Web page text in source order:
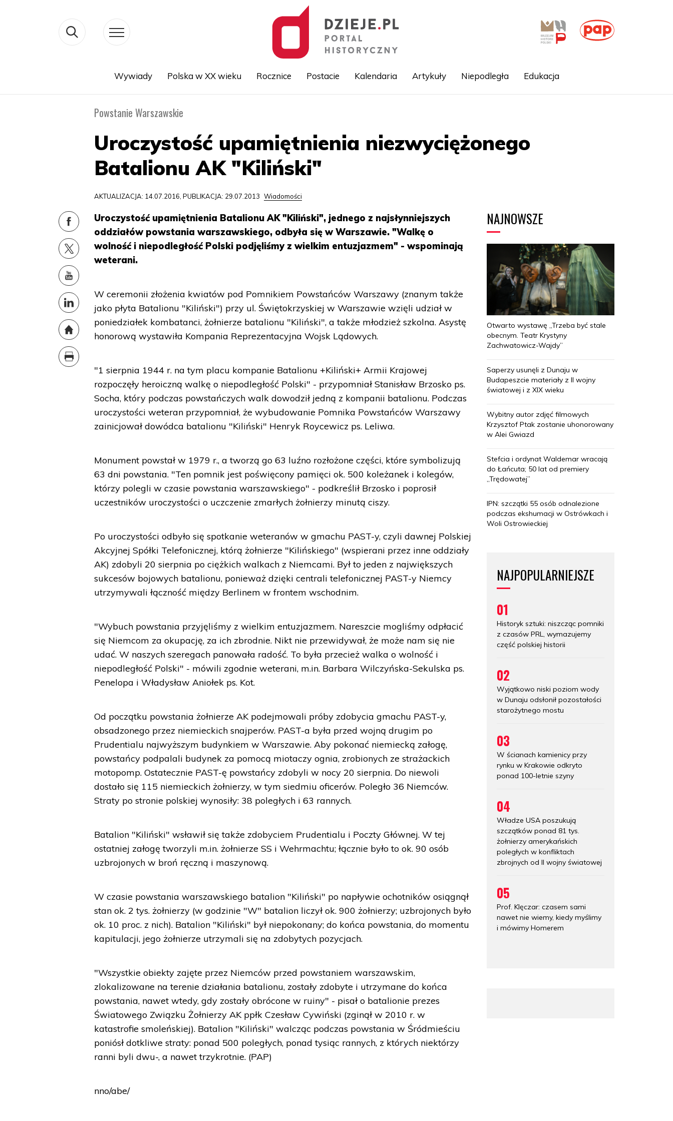
treści
Wywiady Polska w XX wieku Rocznice Postacie Kalendaria Artykuły Niepodległa Edukacja
Powstanie Warszawskie
Uroczystość upamiętnienia niezwyciężonego
Batalionu AK "Kiliński"
AKTUALIZACJA: 14.07.2016, PUBLIKACJA: 29.07.2013 Wiadomości
Uroczystość upamiętnienia Batalionu AK "Kiliński", jednego z najsłynniejszych
oddziałów powstania warszawskiego, odbyła się w Warszawie. "Walkę o
wolność i niepodległość Polski podjęliśmy z wielkim entuzjazmem" - wspominają
weterani.
W ceremonii złożenia kwiatów pod Pomnikiem Powstańców Warszawy (znanym także
jako płyta Batalionu "Kiliński") przy ul. Świętokrzyskiej w Warszawie wzięli udział w
poniedziałek kombatanci, żołnierze batalionu "Kiliński", a także młodzież szkolna. Asystę
honorową wystawiła Kompania Reprezentacyjna Wojsk Lądowych.
"1 sierpnia 1944 r. na tym placu kompanie Batalionu +Kiliński+ Armii Krajowej
rozpoczęły heroiczną walkę o niepodległość Polski" - przypomniał Stanisław Brzosko ps.
Socha, który podczas powstańczych walk dowodził jedną z kompanii batalionu. Podczas
uroczystości weteran przypomniał, że wybudowanie Pomnika Powstańców Warszawy
zainicjował dowódca batalionu "Kiliński" Henryk Roycewicz ps. Leliwa.
Monument powstał w 1979 r., a tworzą go 63 luźno rozłożone części, które symbolizują
63 dni powstania. "Ten pomnik jest poświęcony pamięci ok. 500 koleżanek i kolegów,
którzy polegli w czasie powstania warszawskiego" - podkreślił Brzosko i poprosił
uczestników uroczystości o uczczenie zmarłych żołnierzy minutą ciszy.
Po uroczystości odbyło się spotkanie weteranów w gmachu PAST-y, czyli dawnej Polskiej
Akcyjnej Spółki Telefonicznej, którą żołnierze "Kilińskiego" (wspierani przez inne oddziały
AK) zdobyli 20 sierpnia po ciężkich walkach z Niemcami. Był to jeden z największych
sukcesów bojowych batalionu, ponieważ dzięki centrali telefonicznej PAST-y Niemcy
utrzymywali łączność między Berlinem w frontem wschodnim.
"Wybuch powstania przyjęliśmy z wielkim entuzjazmem. Nareszcie mogliśmy odpłacić
się Niemcom za okupację, za ich zbrodnie. Nikt nie przewidywał, że może nam się nie
udać. W naszych szeregach panowała radość. To była przecież walka o wolność i
niepodległość Polski" - mówili zgodnie weterani, m.in. Barbara Wilczyńska-Sekulska ps.
Penelopa i Władysław Aniołek ps. Kot.
Od początku powstania żołnierze AK podejmowali próby zdobycia gmachu PAST-y,
obsadzonego przez niemieckich snajperów. PAST-a była przed wojną drugim po
Prudentialu najwyższym budynkiem w Warszawie. Aby pokonać niemiecką załogę,
powstańcy podpalali budynek za pomocą miotaczy ognia, zrobionych ze strażackich
motopomp. Ostatecznie PAST-ę powstańcy zdobyli w nocy 20 sierpnia. Do niewoli
dostało się 115 niemieckich żołnierzy, w tym siedmiu oficerów. Poległo 36 Niemców.
Straty po stronie polskiej wynosiły: 38 poległych i 63 rannych.
Batalion "Kiliński" wsławił się także zdobyciem Prudentialu i Poczty Głównej. W tej
ostatniej załogę tworzyli m.in. żołnierze SS i Wehrmachtu; łącznie było to ok. 90 osób
uzbrojonych w broń ręczną i maszynową.
W czasie powstania warszawskiego batalion "Kiliński" po napływie ochotników osiągnął
stan ok. 2 tys. żołnierzy (w godzinie "W" batalion liczył ok. 900 żołnierzy; uzbrojonych było
ok. 10 proc. z nich). Batalion "Kiliński" był niepokonany; do końca powstania, do momentu
kapitulacji, jego żołnierze utrzymali się na zdobytych pozycjach.
"Wszystkie obiekty zajęte przez Niemców przed powstaniem warszawskim,
zlokalizowane na terenie działania batalionu, zostały zdobyte i utrzymane do końca
powstania, nawet wtedy, gdy zostały obrócone w ruiny" - pisał o batalionie prezes
Światowego Związku Żołnierzy AK ppłk Czesław Cywiński (zginął w 2010 r. w
katastrofie smoleńskiej). Batalion "Kiliński" walcząc podczas powstania w Śródmieściu
poniósł dotkliwe straty: ponad 500 poległych, ponad tysiąc rannych, z których niektórzy
ranni byli dwu-, a nawet trzykrotnie. (PAP)
nno/abe/
NAJNOWSZE
Otwarto wystawę „Trzeba być stale
obecnym. Teatr Krystyny
Zachwatowicz-Wajdy”
Saperzy usunęli z Dunaju w
Budapeszcie materiały z II wojny
światowej i z XIX wieku
Wybitny autor zdjęć filmowych
Krzysztof Ptak zostanie uhonorowany
w Alei Gwiazd
Stefcia i ordynat Waldemar wracają
do Łańcuta; 50 lat od premiery
„Trędowatej”
IPN: szczątki 55 osób odnalezione
podczas ekshumacji w Ostrówkach i
Woli Ostrowieckiej
NAJPOPULARNIEJSZE
01
Historyk sztuki: niszcząc pomniki
z czasów PRL, wymazujemy
część polskiej historii
02
Wyjątkowo niski poziom wody
w Dunaju odsłonił pozostałości
starożytnego mostu
03
W ścianach kamienicy przy
rynku w Krakowie odkryto
ponad 100-letnie szyny
04
Władze USA poszukują
szczątków ponad 81 tys.
żołnierzy amerykańskich
poległych w konfliktach
zbrojnych od II wojny światowej
05
Prof. Klęczar: czasem sami
nawet nie wiemy, kiedy myślimy
i mówimy Homerem